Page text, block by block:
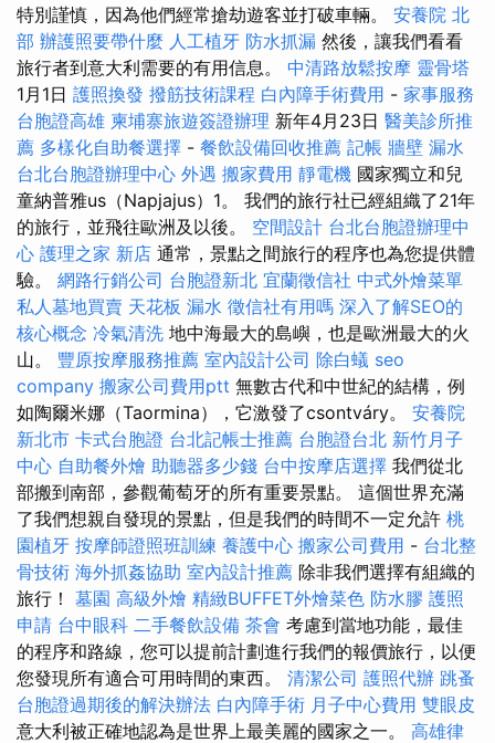
特別謹慎，因為他們經常搶劫遊客並打破車輛。 安養院 北
部 辦護照要帶什麼 人工植牙 防水抓漏 然後，讓我們看看
旅行者到意大利需要的有用信息。 中清路放鬆按摩 靈骨塔
1月1日 護照換發 撥筋技術課程 白內障手術費用 - 家事服務
台胞證高雄 柬埔寨旅遊簽證辦理 新年4月23日 醫美診所推
薦 多樣化自助餐選擇 - 餐飲設備回收推薦 記帳 牆壁 漏水
台北台胞證辦理中心 外遇 搬家費用 靜電機 國家獨立和兒
童納普雅us（Napjajus）1。 我們的旅行社已經組織了21年
的旅行，並飛往歐洲及以後。 空間設計 台北台胞證辦理中
心 護理之家 新店 通常，景點之間旅行的程序也為您提供體
驗。 網路行銷公司 台胞證新北 宜蘭徵信社 中式外燴菜單
私人墓地買賣 天花板 漏水 徵信社有用嗎 深入了解SEO的
核心概念 冷氣清洗 地中海最大的島嶼，也是歐洲最大的火
山。 豐原按摩服務推薦 室內設計公司 除白蟻 seo
company 搬家公司費用ptt 無數古代和中世紀的結構，例
如陶爾米娜（Taormina），它激發了csontváry。 安養院
新北市 卡式台胞證 台北記帳士推薦 台胞證台北 新竹月子
中心 自助餐外燴 助聽器多少錢 台中按摩店選擇 我們從北
部搬到南部，參觀葡萄牙的所有重要景點。 這個世界充滿
了我們想親自發現的景點，但是我們的時間不一定允許 桃
園植牙 按摩師證照班訓練 養護中心 搬家公司費用 - 台北整
骨技術 海外抓姦協助 室內設計推薦 除非我們選擇有組織的
旅行！ 墓園 高級外燴 精緻BUFFET外燴菜色 防水膠 護照
申請 台中眼科 二手餐飲設備 茶會 考慮到當地功能，最佳
的程序和路線，您可以提前計劃進行我們的報價旅行，以便
您發現所有適合可用時間的東西。 清潔公司 護照代辦 跳蚤
台胞證過期後的解決辦法 白內障手術 月子中心費用 雙眼皮
意大利被正確地認為是世界上最美麗的國家之一。 高雄律